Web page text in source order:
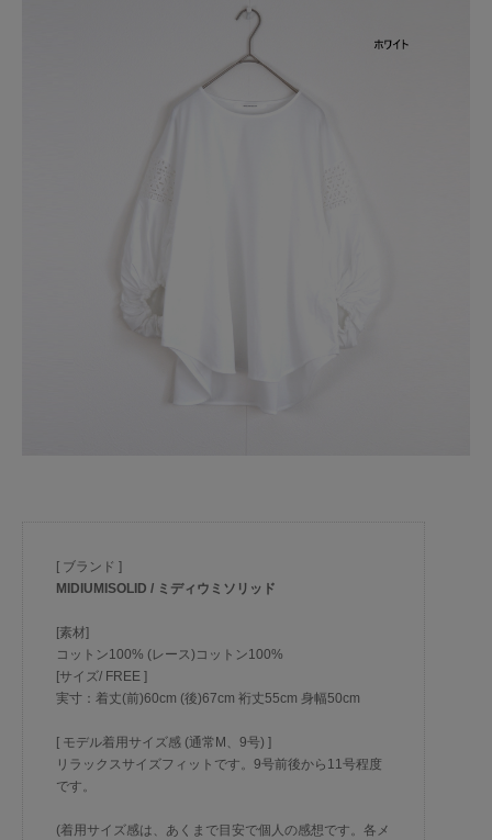
[ ブランド ]
MIDIUMISOLID / ミディウミソリッド
[素材]
コットン100% (レース)コットン100%
[サイズ/ FREE ]
実寸：着丈(前)60cm (後)67cm 裄丈55cm 身幅50cm
[ モデル着用サイズ感 (通常M、9号) ]
リラックスサイズフィットです。9号前後から11号程度
です。
(着用サイズ感は、あくまで目安で個人の感想です。各メ